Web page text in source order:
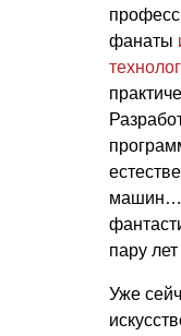
фанаты
машин…
пару
Уже